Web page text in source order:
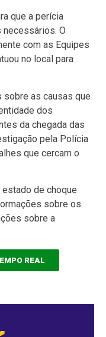
que a perícia
O
com as Equipes
no local para
sobre as causas que
dos
da chegada das
pela Polícia
que cercam o
de choque
sobre os
sobre a
REAL